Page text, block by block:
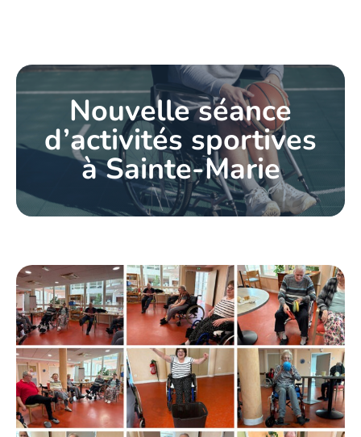
Nouvelle séance
d’activités sportives
à Sainte-Marie